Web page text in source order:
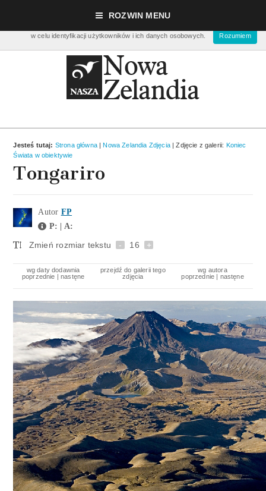
ROZWIN MENU
Jesteś tutaj: Strona główna|Nowa Zelandia Zdjęcia| Zdjęcie z galerii: Koniec
Świata w obiektywie
Tongariro
Autor FP
P: | A:
Zmień rozmiar tekstu - 16 +
wg daty dodawnia
poprzednie |nastęne
przejdź do galerii tego
zdjęcia
wg autora
poprzednie | nastęne
Nasza strona używa ciasteczek (cookies), dzięki którym nasz serwis może działać
w celu identyfikacji użytkowników i ich danych osobowych.
Rozumiem